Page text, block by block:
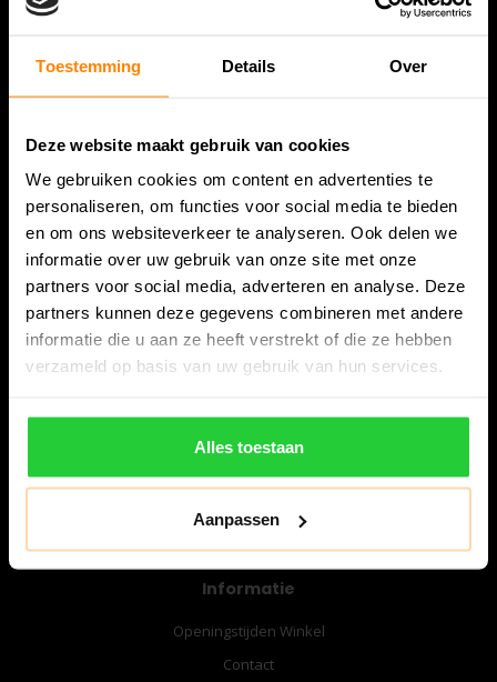
Toestemming Details Over
Deze website maakt gebruik van cookies
We gebruiken cookies om content en advertenties te
personaliseren, om functies voor social media te bieden
en om ons websiteverkeer te analyseren. Ook delen we
informatie over uw gebruik van onze site met onze
partners voor social media, adverteren en analyse. Deze
partners kunnen deze gegevens combineren met andere
informatie die u aan ze heeft verstrekt of die ze hebben
verzameld op basis van uw gebruik van hun services.
Alles toestaan
Aanpassen
Bespanracket.nl is dé racketspecialist van Lelystad en
omstreken.
Snijdersstraat 6
8224 AA Lelystad
Nederland
Informatie
Openingstijden Winkel
Contact